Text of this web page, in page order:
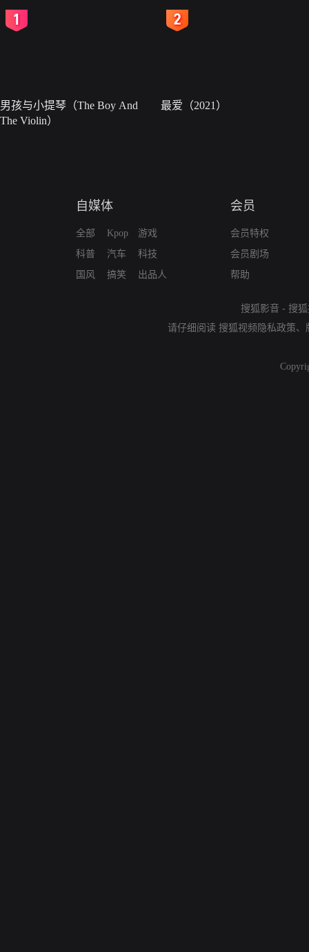
男孩与小提琴（The Boy And
The Violin）
最爱（2021）
自媒体
全部
科普
国风
Kpop
汽车
搞笑
游戏
科技
出品人
会员
会员特权
会员剧场
帮助
搜狐影音 - 搜
请仔细阅读 搜狐视频隐私政策、